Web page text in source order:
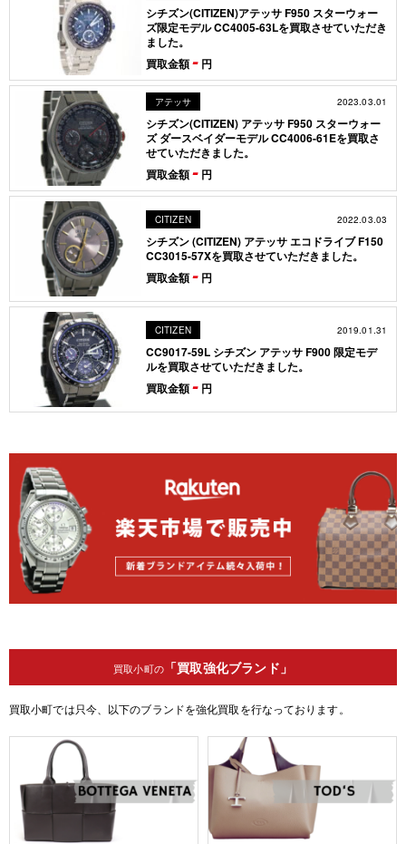
シチズン(CITIZEN)アテッサ F950 スターウォー
ズ限定モデル CC4005-63Lを買取させていただき
ました。
買取金額- 円
アテッサ 2023.03.01
シチズン(CITIZEN) アテッサ F950 スターウォー
ズ ダースベイダーモデル CC4006-61Eを買取さ
せていただきました。
買取金額- 円
CITIZEN 2022.03.03
シチズン (CITIZEN) アテッサ エコドライブ F150
CC3015-57Xを買取させていただきました。
買取金額- 円
CITIZEN 2019.01.31
CC9017-59L シチズン アテッサ F900 限定モデ
ルを買取させていただきました。
買取金額- 円
買取小町の「買取強化ブランド」
買取小町では只今、以下のブランドを強化買取を行なっております。